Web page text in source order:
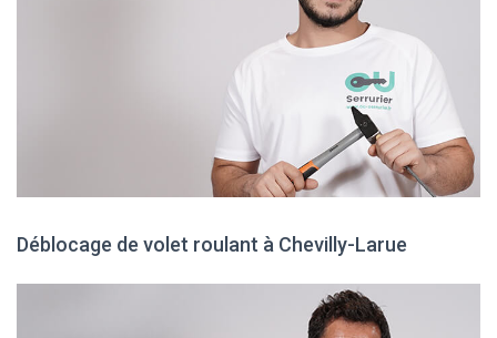
Déblocage de volet roulant à Chevilly-Larue